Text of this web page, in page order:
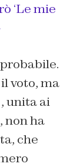
‘Le mie
voto, ma
unita ai
non ha
che